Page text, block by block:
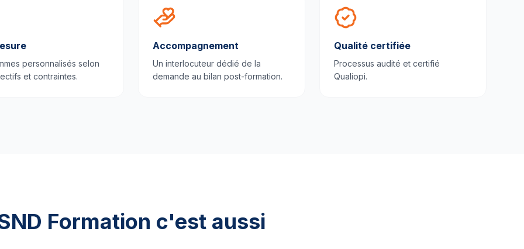
personnalisés selon
et contraintes.
Accompagnement
Un interlocuteur dédié de la
demande au bilan post-formation.
Qualité certifiée
Processus audité et certifié
Qualiopi.
Formation c'est aussi